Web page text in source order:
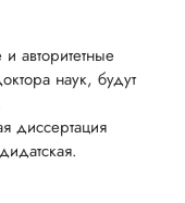
авторитетные
наук, будут
диссертация